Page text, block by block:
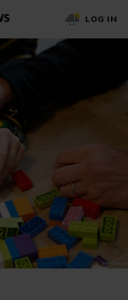
LOG IN